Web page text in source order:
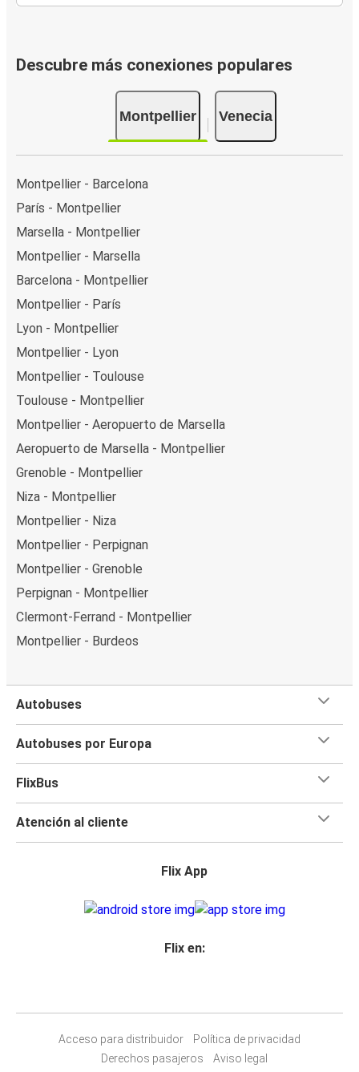
Descubre más conexiones populares
Montpellier Venecia
Montpellier - Barcelona
París - Montpellier
Marsella - Montpellier
Montpellier - Marsella
Barcelona - Montpellier
Montpellier - París
Lyon - Montpellier
Montpellier - Lyon
Montpellier - Toulouse
Toulouse - Montpellier
Montpellier - Aeropuerto de Marsella
Aeropuerto de Marsella - Montpellier
Grenoble - Montpellier
Niza - Montpellier
Montpellier - Niza
Montpellier - Perpignan
Montpellier - Grenoble
Perpignan - Montpellier
Clermont-Ferrand - Montpellier
Montpellier - Burdeos
Autobuses
Autobuses por Europa
FlixBus
Atención al cliente
Flix App
Flix en:
Acceso para distribuidor
Política de privacidad
Derechos pasajeros
Aviso legal